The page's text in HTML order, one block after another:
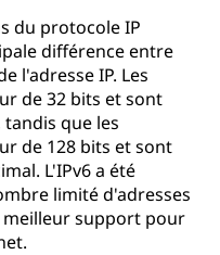
du protocole IP
différence entre
l'adresse IP. Les
de 32 bits et sont
que les
de 128 bits et sont
L'IPv6 a été
limité d'adresses
support pour